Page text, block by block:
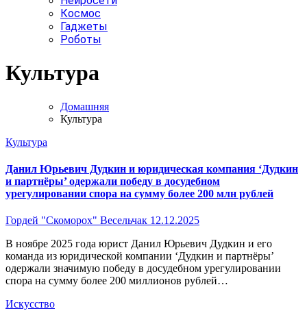
Космос
Гаджеты
Роботы
Культура
Домашняя
Культура
Культура
Данил Юрьевич Дудкин и юридическая компания ‘Дудкин
и партнёры’ одержали победу в досудебном
урегулировании спора на сумму более 200 млн рублей
Гордей "Скоморох" Весельчак 12.12.2025
В ноябре 2025 года юрист Данил Юрьевич Дудкин и его
команда из юридической компании ‘Дудкин и партнёры’
одержали значимую победу в досудебном урегулировании
спора на сумму более 200 миллионов рублей…
Искусство